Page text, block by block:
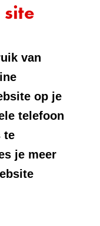
site
van
op je
telefoon
te
je meer